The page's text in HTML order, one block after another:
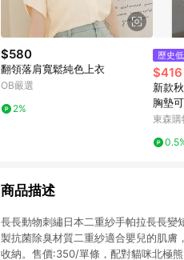
$580
翻領落肩寬鬆純色上衣
OB嚴選
2%
歷史
$416
新款
胸墊
衣女
東森
商品描述
長長動物刺繡日本二重紗手帕拉長長
製抗菌除臭材質二重紗適合嬰兒的肌膚
收納。售價:350/單條，配對貓咪北極